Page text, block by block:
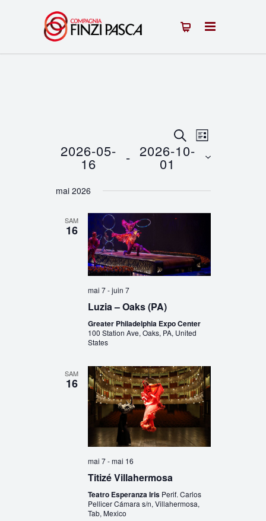
Recherche
et
navigation
de
Évènements
RECHERCHE
Navigation
de
LISTE
2026-05-
16 - 2026-10-
01
une
mai 2026
SAM
16
mai 7-juin 7
Luzia – Oaks (PA)
Greater Philadelphia Expo Center
100 Station Ave, Oaks, PA, United
States
SAM
16
mai 7-mai 16
Titizé Villahermosa
Teatro Esperanza Iris Perif. Carlos
Pellicer Cámara s/n, Villahermosa,
Tab, Mexico